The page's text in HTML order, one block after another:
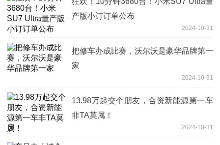
产版小订订单公布
2024-10-31
把修车办成比赛，沃尔沃是豪华品牌第一
家
2024-10-31
13.98万起交个朋友，合资新能源第一车
非TA莫属！
2024-10-31